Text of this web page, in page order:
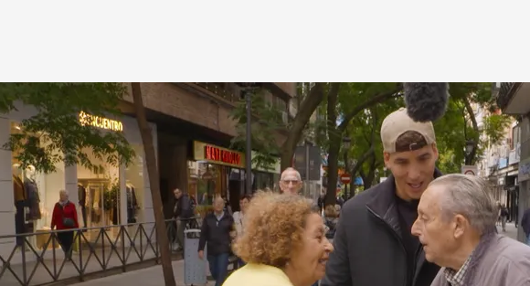
repite en 'Lo sabe, no lo sabe' al ser preguntado de nuevo
no lo sabe
2025 - 22:12h.
el concursante inesperado, hace historia al ser elegido dos
por distintas participantes en el mismo lugar
de boda en ‘Lo sabe, no lo sabe’! Sellan su amor en pleno